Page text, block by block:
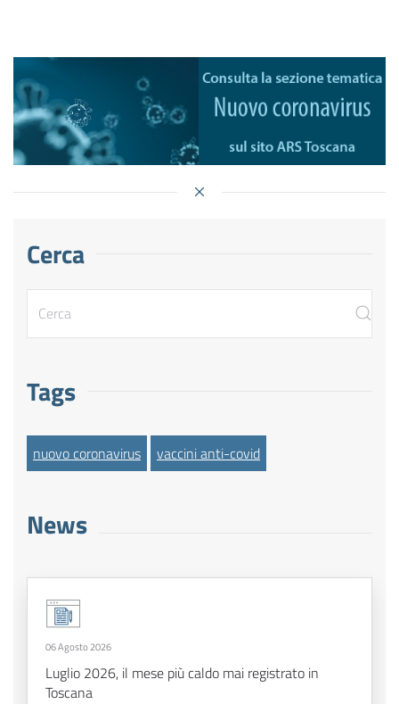
Cerca
Tags
nuovo coronavirus vaccini anti-covid
News
06 Agosto 2026
Luglio 2026, il mese più caldo mai registrato in
Toscana